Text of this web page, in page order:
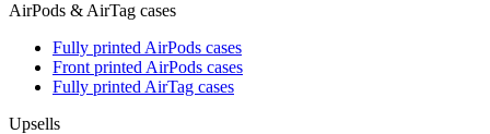
AirPods & AirTag cases
Fully printed AirPods cases
Front printed AirPods cases
Fully printed AirTag cases
Upsells